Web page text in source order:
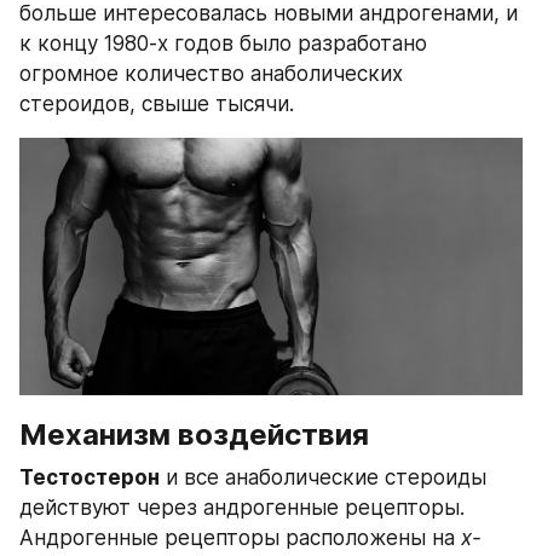
больше интересовалась новыми андрогенами, и
к концу 1980-х годов было разработано
огромное количество анаболических
стероидов, свыше тысячи.
Механизм воздействия
Тестостерон и все анаболические стероиды
действуют через андрогенные рецепторы.
Андрогенные рецепторы расположены на х-